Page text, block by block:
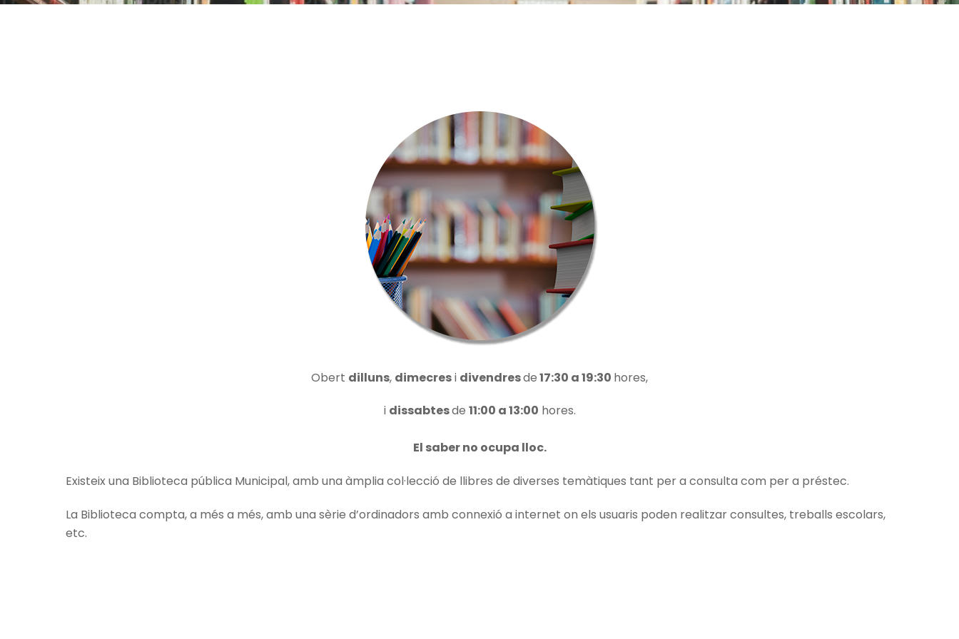
Obert dilluns, dimecresi divendresde17:30 a 19:30 hores,
i dissabtesde 11:00 a 13:00 hores.
El saber no ocupa lloc.
Existeix una Biblioteca pública Municipal, amb una àmplia col·lecció de llibres de diverses temàtiques tant per a consulta com per a préstec.
La Biblioteca compta, a més a més, amb una sèrie d’ordinadors amb connexió a internet on els usuaris poden realitzar consultes, treballs escolars,
etc.